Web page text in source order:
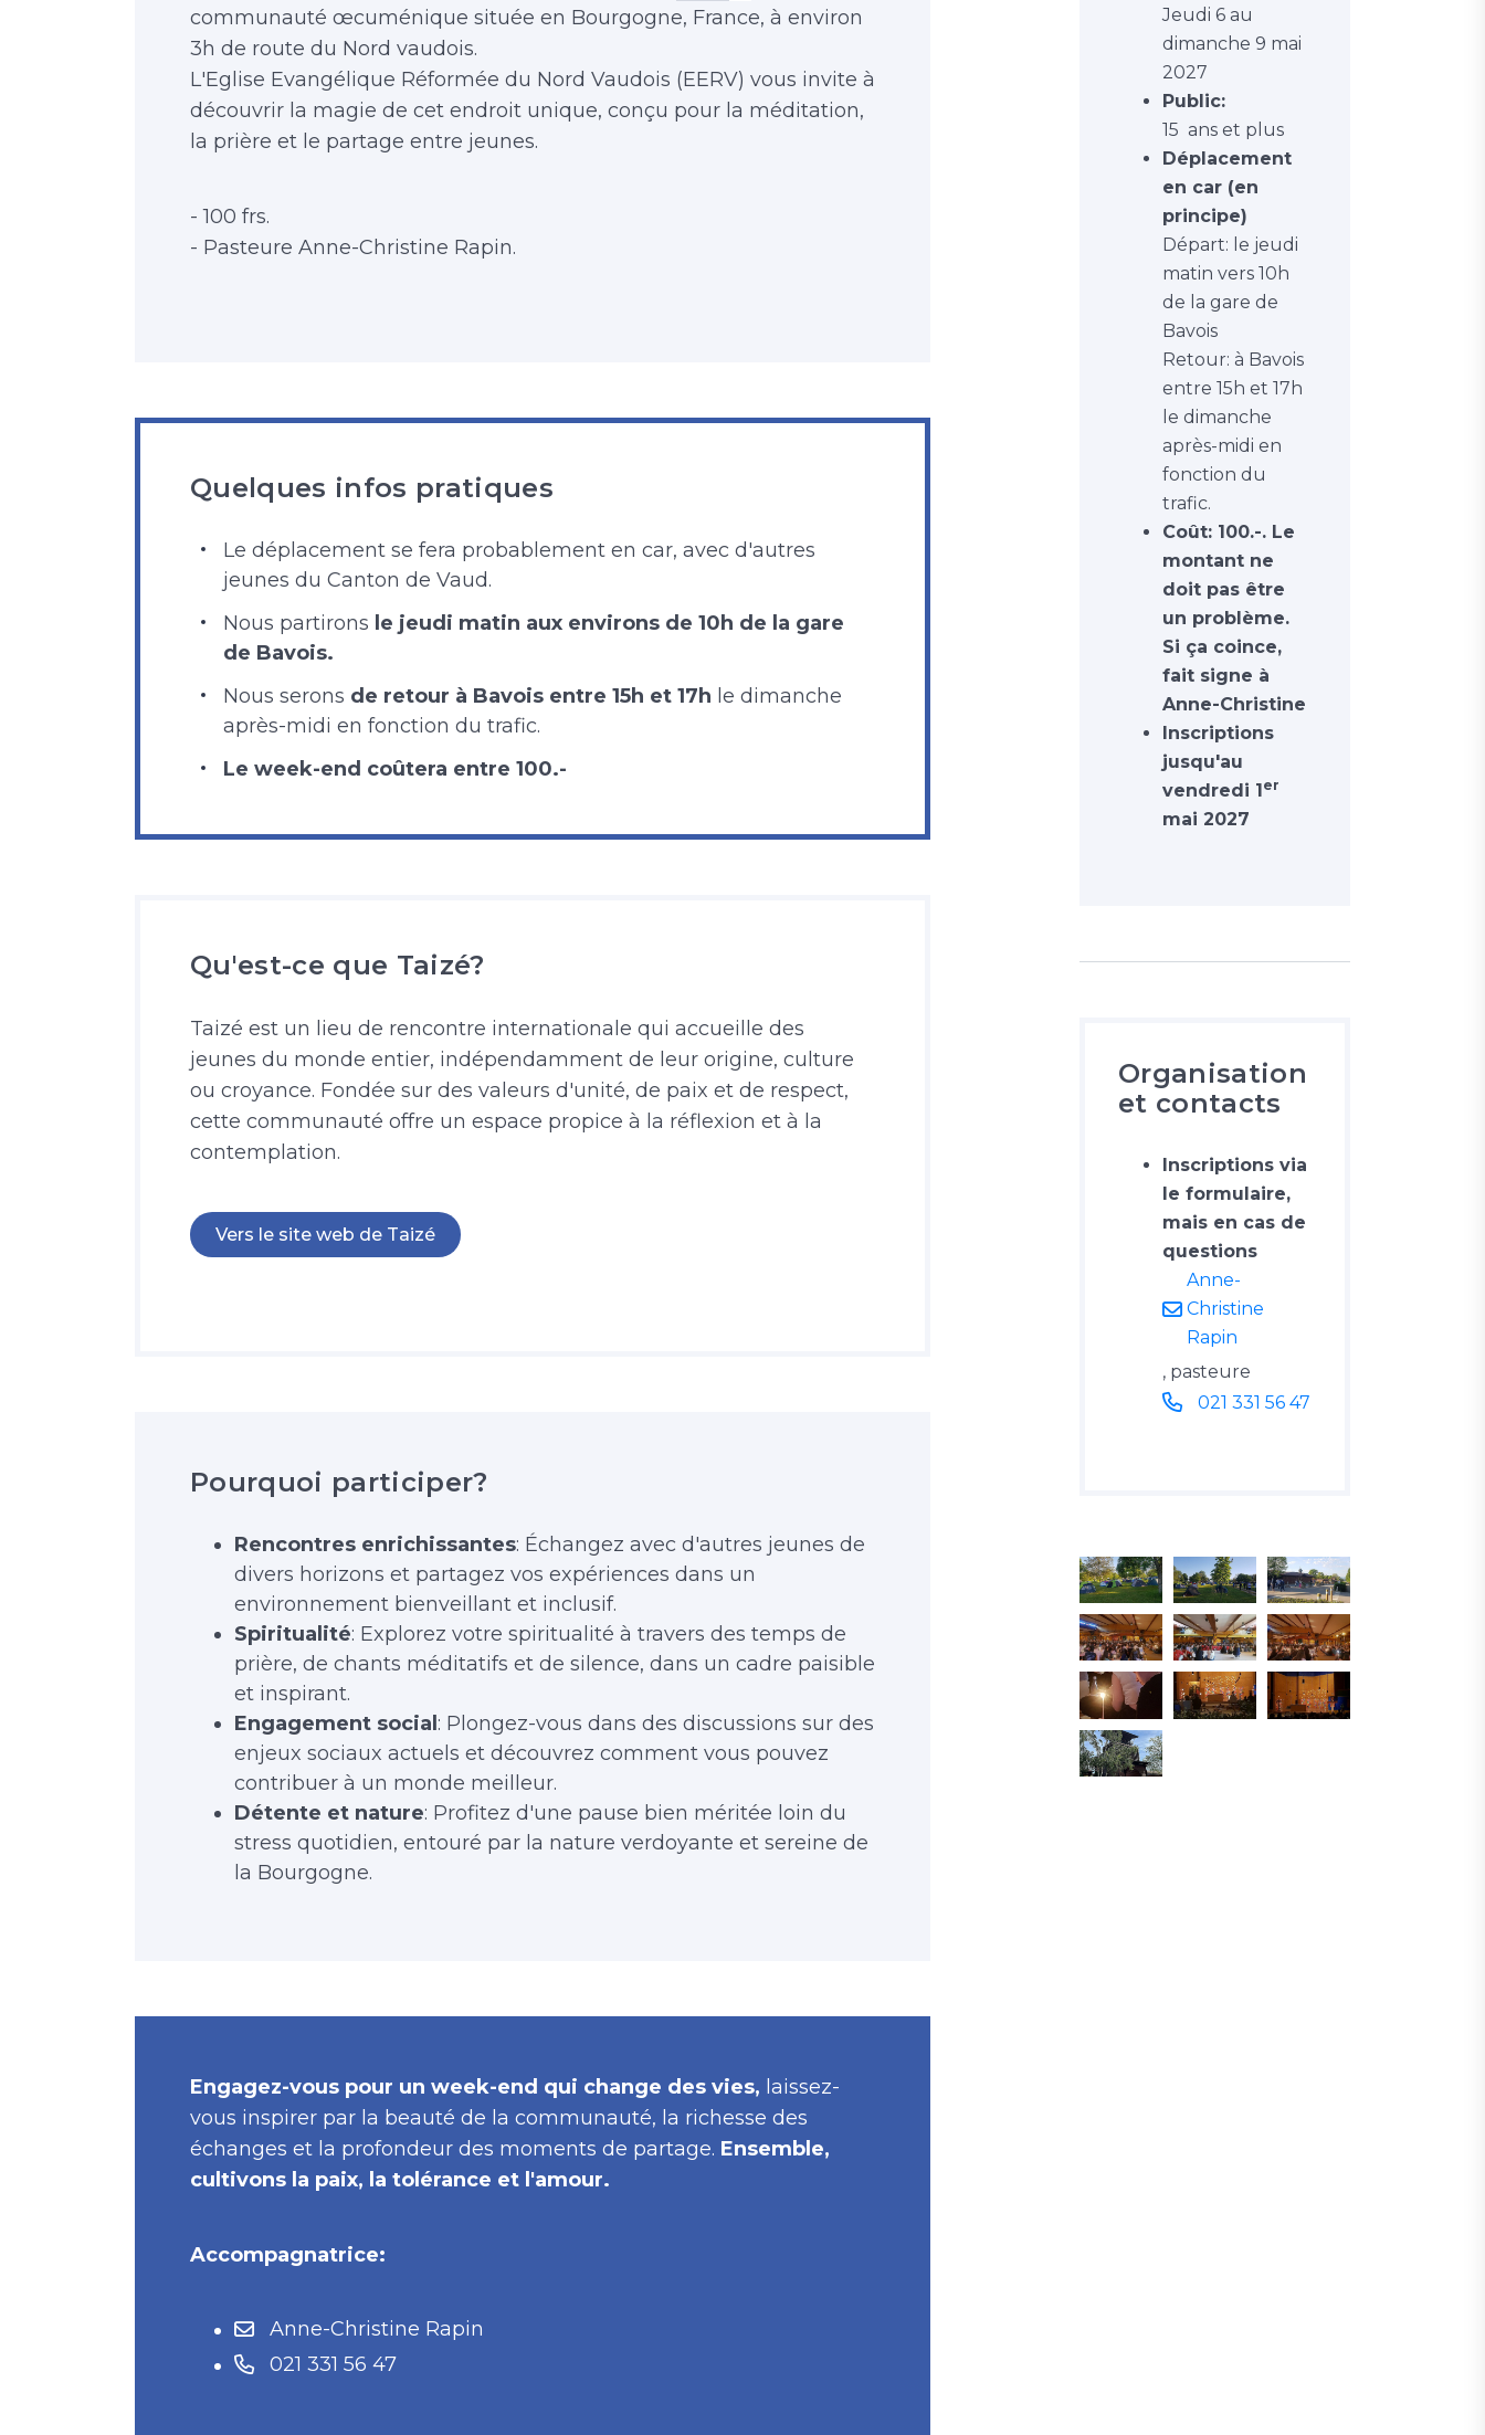
communauté œcuménique située en Bourgogne, France, à environ
3h de route du Nord vaudois.
L'Eglise Evangélique Réformée du Nord Vaudois (EERV) vous invite à
découvrir la magie de cet endroit unique, conçu pour la méditation,
la prière et le partage entre jeunes.
- 100 frs.
- Pasteure Anne-Christine Rapin.
Quelques infos pratiques
Le déplacement se fera probablement en car, avec d'autres
jeunes du Canton de Vaud.
Nous partirons le jeudi matin aux environs de 10h de la gare
de Bavois.
Nous serons de retour à Bavois entre 15h et 17h le dimanche
après-midi en fonction du trafic.
Le week-end coûtera entre 100.-
Qu'est-ce que Taizé?
Taizé est un lieu de rencontre internationale qui accueille des
jeunes du monde entier, indépendamment de leur origine, culture
ou croyance. Fondée sur des valeurs d'unité, de paix et de respect,
cette communauté offre un espace propice à la réflexion et à la
contemplation.
Vers le site web de Taizé
Pourquoi participer?
Rencontres enrichissantes: Échangez avec d'autres jeunes de
divers horizons et partagez vos expériences dans un
environnement bienveillant et inclusif.
Spiritualité: Explorez votre spiritualité à travers des temps de
prière, de chants méditatifs et de silence, dans un cadre paisible
et inspirant.
Engagement social : Plongez-vous dans des discussions sur des
enjeux sociaux actuels et découvrez comment vous pouvez
contribuer à un monde meilleur.
Détente et nature: Profitez d'une pause bien méritée loin du
stress quotidien, entouré par la nature verdoyante et sereine de
la Bourgogne.
Engagez-vous pour un week-end qui change des vies, laissez-
vous inspirer par la beauté de la communauté, la richesse des
échanges et la profondeur des moments de partage. Ensemble,
cultivons la paix, la tolérance et l'amour.
Accompagnatrice:
Anne-Christine Rapin
021 331 56 47
Jeudi 6 au
dimanche 9 mai
2027
Public:
15 ans et plus
Déplacement
en car (en
principe)
Départ: le jeudi
matin vers 10h
de la gare de
Bavois
Retour: à Bavois
entre 15h et 17h
le dimanche
après-midi en
fonction du
trafic.
Coût: 100.-. Le
montant ne
doit pas être
un problème.
Si ça coince,
fait signe à
Anne-Christine
Inscriptions
jusqu'au
vendredi 1er
mai 2027
Organisation
et contacts
Inscriptions via
le formulaire,
mais en cas de
questions
Anne-
Christine
Rapin
, pasteure
021 331 56 47